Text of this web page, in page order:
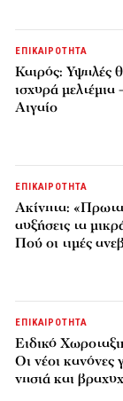
ΕΠΙΚΑΙΡΟΤΗΤΑ
Καιρός: Υψηλές
ισχυρά
Αιγαίο
ΕΠΙΚΑΙΡΟΤΗΤΑ
Ακίνητα:
αυξήσεις τα
Πού οι τιμές
ΕΠΙΚΑΙΡΟΤΗΤΑ
Ειδικό
Οι νέοι κανόνες
νησιά και